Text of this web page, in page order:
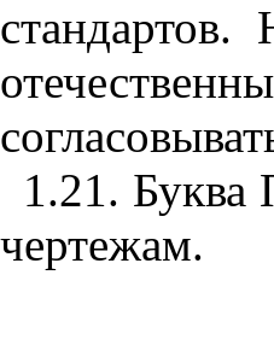
1.21. Буква
чертежам.